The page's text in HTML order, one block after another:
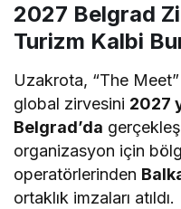
2027 Belgrad
Turizm Kalbi
Uzakrota, “The
global zirvesini 2027
Belgrad’da
organizasyon için
operatörlerinden
ortaklık imzaları atıldı.